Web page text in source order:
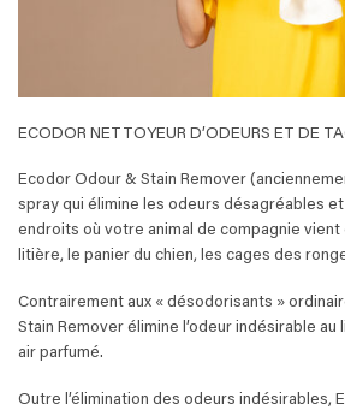
ECODOR NETTOYEUR D’ODEURS ET DE
Ecodor Odour & Stain Remover
spray qui élimine les odeurs désagréables
endroits où votre animal de compagnie vient
litière, le panier du chien, les cages des
Contrairement aux « désodorisants »
Stain Remover élimine l’odeur indésirable au
air parfumé.
Outre l’élimination des odeurs indésirables,